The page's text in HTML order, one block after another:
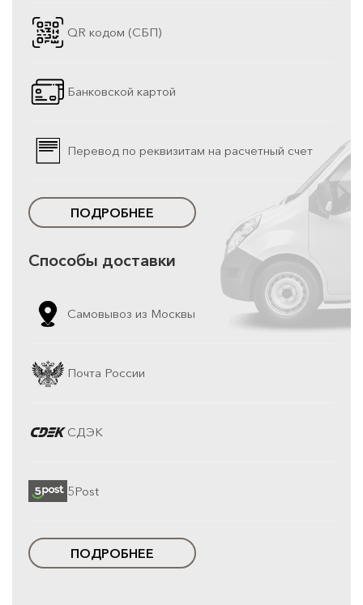
QR кодом (СБП)
Банковской картой
Перевод по реквизитам на расчетный счет
ПОДРОБНЕЕ
Способы доставки
Самовывоз из Москвы
Почта России
СДЭК
5Post
ПОДРОБНЕЕ